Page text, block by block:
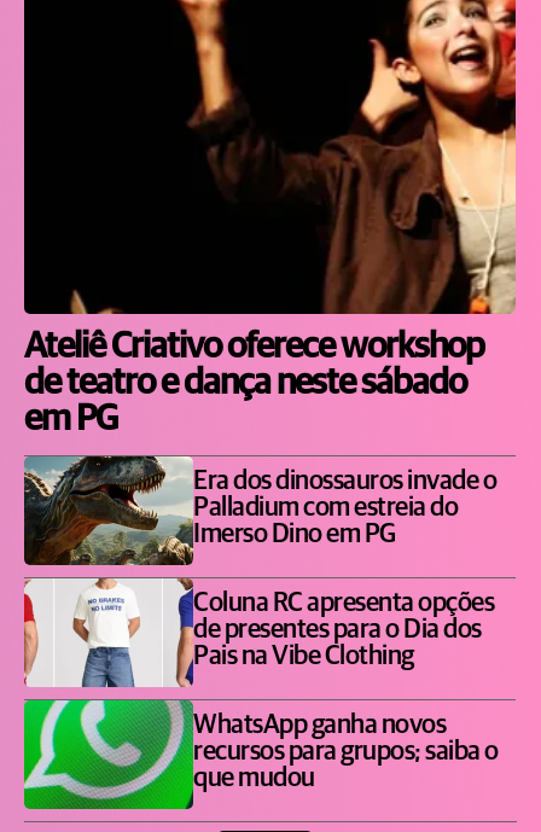
Ateliê Criativo oferece workshop
de teatro e dança neste sábado
em PG
Era dos dinossauros invade o
Palladium com estreia do
Imerso Dino em PG
Coluna RC apresenta opções
de presentes para o Dia dos
Pais na Vibe Clothing
WhatsApp ganha novos
recursos para grupos; saiba o
que mudou